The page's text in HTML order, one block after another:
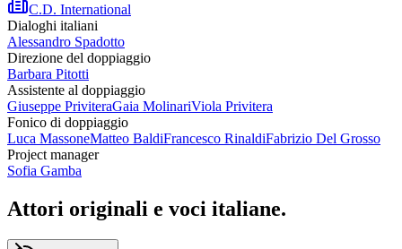
C.D. International
Dialoghi italiani
Alessandro Spadotto
Direzione del doppiaggio
Barbara Pitotti
Assistente al doppiaggio
Giuseppe PriviteraGaia MolinariViola Privitera
Fonico di doppiaggio
Luca MassoneMatteo BaldiFrancesco RinaldiFabrizio Del Grosso
Project manager
Sofia Gamba
Attori originali e voci italiane.